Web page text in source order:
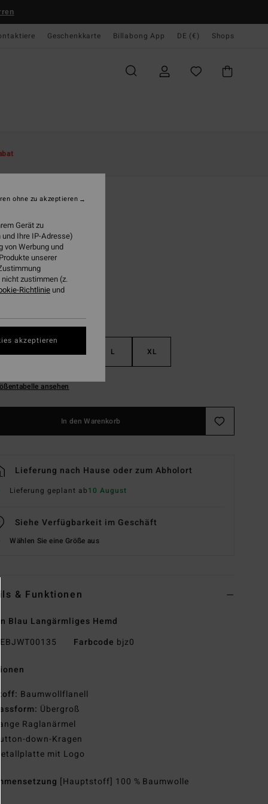
Geschenkkarte Billabong App DE (€) Shops
Times
€
Denim Blue
L XL
ansehen
In den Warenkorb
Lieferung nach Hause oder zum Abholort
Lieferung geplant ab10 August
Siehe Verfügbarkeit im Geschäft
Wählen Sie eine Größe aus
& Funktionen
Blau Langärmliges Hemd
EBJWT00135 Farbcode bjz0
Stoff: Baumwollflanell
Passform: Übergroß
Lange Raglanärmel
Button-down-Kragen
Metallplatte mit Logo
[Hauptstoff] 100 % Baumwolle
Gerät zu
Ihre IP-Adresse)
von Werbung und
unserer
zustimmen (z.
Richtlinie und
ohne zu akzeptieren
akzeptieren